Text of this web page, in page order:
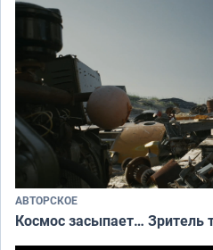
АВТОРСКОЕ
Космос засыпает… Зритель